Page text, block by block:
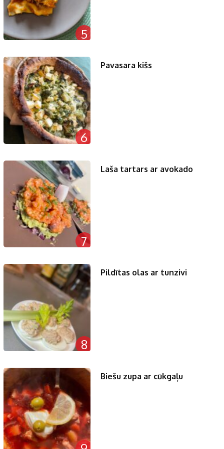
5
6
Pavasara kišs
7
Laša tartars ar avokado
8
Pildītas olas ar tunzivi
Biešu zupa ar cūkgaļu